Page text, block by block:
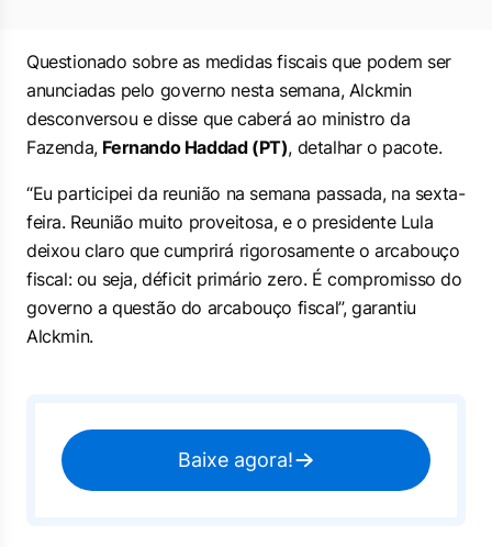
Questionado sobre as medidas fiscais que podem ser
anunciadas pelo governo nesta semana, Alckmin
desconversou e disse que caberá ao ministro da
Fazenda, Fernando Haddad (PT), detalhar o pacote.
“Eu participei da reunião na semana passada, na sexta-
feira. Reunião muito proveitosa, e o presidente Lula
deixou claro que cumprirá rigorosamente o arcabouço
fiscal: ou seja, déficit primário zero. É compromisso do
governo a questão do arcabouço fiscal”, garantiu
Alckmin.
Baixe agora!